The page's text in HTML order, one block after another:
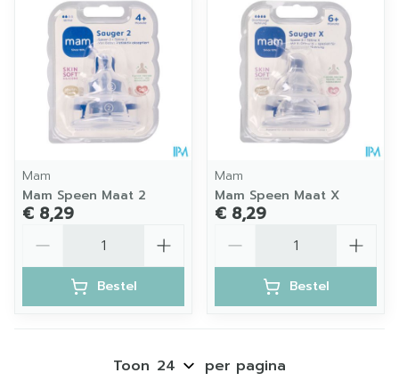
Mam
Mam Speen Maat 2
€ 8,29
Bestel
Mam
Mam Speen Maat X
€ 8,29
Bestel
Toon per pagina